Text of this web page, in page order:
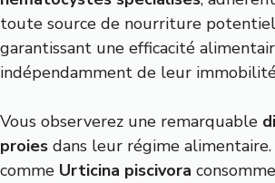
toute source de nourriture
garantissant une efficacité
indépendamment de leur
Vous observerez une remarquable
proies dans leur régime alimentaire.
comme Urticina piscivora